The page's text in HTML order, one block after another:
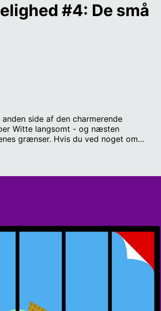
#4: De små
side af den charmerende
Witte langsomt - og næsten
grænser. Hvis du ved noget om